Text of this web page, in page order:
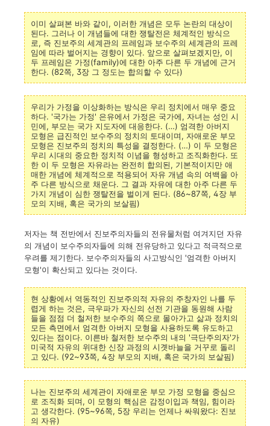
이미 살펴본 바와 같이, 이러한 개념은 모두 논란의 대상이
된다. 그러나 이 개념들에 대한 쟁탈전은 체계적인 방식으
로, 즉 진보주의 세계관의 프레임과 보수주의 세계관의 프레
임에 따라 벌어지는 경향이 있다. 앞으로 살펴보겠지만, 이
두 프레임은 가정(family)에 대한 아주 다른 두 개념에 근거
한다. (82쪽, 3장 그 정도는 합의할 수 있다)
우리가 가정을 이상화하는 방식은 우리 정치에서 매우 중요
하다. '국가는 가정' 은유에서 가정은 국가에, 자녀는 성인 시
민에, 부모는 국가 지도자에 대응한다. (…) 엄격한 아버지
모형은 급진적인 보수주의 정치의 토대이며, 자애로운 부모
모형은 진보주의 정치의 특성을 결정한다. (…) 이 두 모형은
우리 시대의 중요한 정치적 이념을 형성하고 조직화한다. 또
한 이 두 모형은 자유라는 완전히 합의된, 기본적이지만 애
매한 개념에 체계적으로 적용되어 자유 개념 속의 여백을 아
주 다른 방식으로 채운다. 그 결과 자유에 대한 아주 다른 두
가지 개념이 심한 쟁탈전을 벌이게 된다. (86~87쪽, 4장 부
모의 지배, 혹은 국가의 보살핌)
저자는 책 전반에서 진보주의자들의 전유물처럼 여겨지던 자유
의 개념이 보수주의자들에 의해 전유당하고 있다고 적극적으로
우려를 제기한다. 보수주의자들의 사고방식인 '엄격한 아버지
모형'이 확산되고 있다는 것이다.
현 상황에서 역동적인 진보주의적 자유의 주창자인 나를 두
렵게 하는 것은, 극우파가 자신의 선전 기관을 동원해 사람
들을 점점 더 철저한 보수주의 쪽으로 몰아가고 삶과 정치의
모든 측면에서 엄격한 아버지 모형을 사용하도록 유도하고
있다는 점이다. 이른바 철저한 보수주의 내의 '극단주의자'가
미국적 자유의 위대한 신장 과정의 시곗바늘을 거꾸로 돌리
고 있다. (92~93쪽, 4장 부모의 지배, 혹은 국가의 보살핌)
나는 진보주의 세계관이 자애로운 부모 가정 모형을 중심으
로 조직화 되며, 이 모형의 핵심은 감정이입과 책임, 힘이라
고 생각한다. (95~96쪽, 5장 우리는 언제나 싸워왔다: 진보
의 자유)